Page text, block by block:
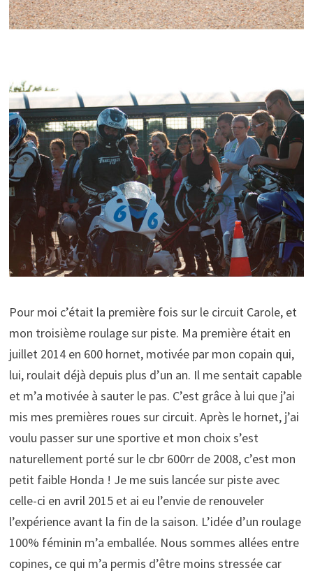
Pour moi c’était la première fois sur le circuit Carole, et
mon troisième roulage sur piste. Ma première était en
juillet 2014 en 600 hornet, motivée par mon copain qui,
lui, roulait déjà depuis plus d’un an. Il me sentait capable
et m’a motivée à sauter le pas. C’est grâce à lui que j’ai
mis mes premières roues sur circuit. Après le hornet, j’ai
voulu passer sur une sportive et mon choix s’est
naturellement porté sur le cbr 600rr de 2008, c’est mon
petit faible Honda ! Je me suis lancée sur piste avec
celle-ci en avril 2015 et ai eu l’envie de renouveler
l’expérience avant la fin de la saison. L’idée d’un roulage
100% féminin m’a emballée. Nous sommes allées entre
copines, ce qui m’a permis d’être moins stressée car